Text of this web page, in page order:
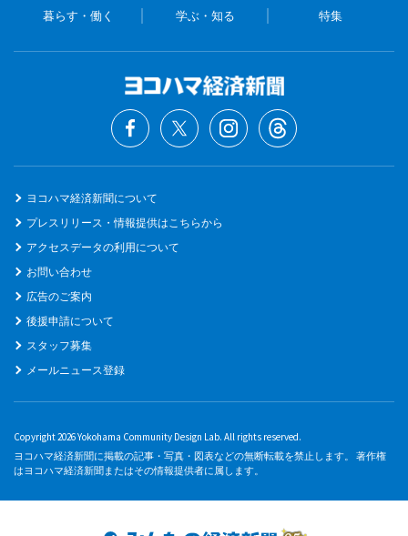
暮らす・働く 学ぶ・知る 特集
ヨコハマ経済新聞について
プレスリリース・情報提供はこちらから
アクセスデータの利用について
お問い合わせ
広告のご案内
後援申請について
スタッフ募集
メールニュース登録
Copyright 2026 Yokohama Community Design Lab. All rights reserved.
ヨコハマ経済新聞に掲載の記事・写真・図表などの無断転載を禁止します。 著作権
はヨコハマ経済新聞またはその情報提供者に属します。